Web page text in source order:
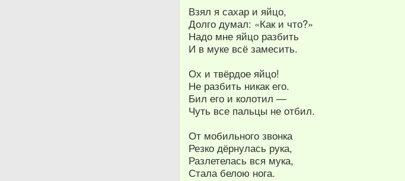
Взял я сахар и яйцо,
Долго думал: «Как и что?»
Надо мне яйцо разбить
И в муке всё замесить.
Ох и твёрдое яйцо!
Не разбить никак его.
Бил его и колотил —
Чуть все пальцы не отбил.
От мобильного звонка
Резко дёрнулась рука,
Разлетелась вся мука,
Стала белою нога.